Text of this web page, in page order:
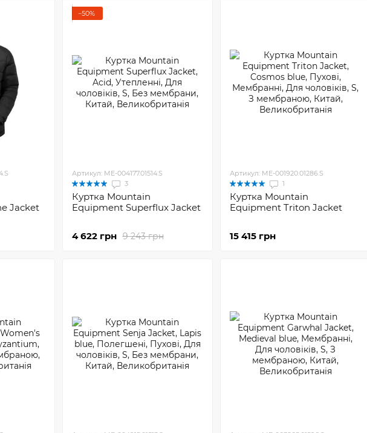
Jacket
−50%
Артикул: ME-004177.01514.S
3
Куртка Mountain
Equipment Superflux Jacket
9 243 грн
4 622 грн
Артикул: ME-001920.01286.S
1
Куртка Mountain
Equipment Triton Jacket
15 415 грн